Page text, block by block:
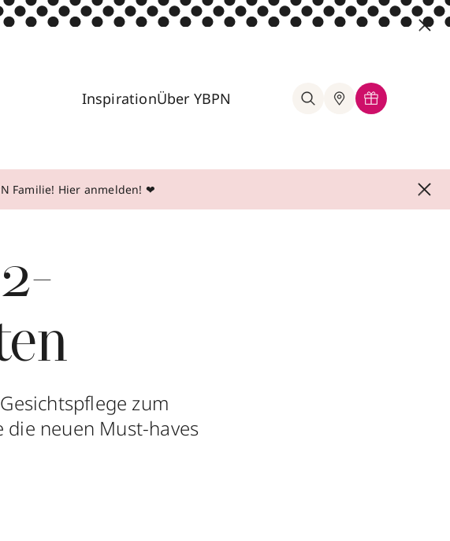
InspirationÜber YBPN
Familie! Hier anmelden! ❤
zum
die neuen Must-haves